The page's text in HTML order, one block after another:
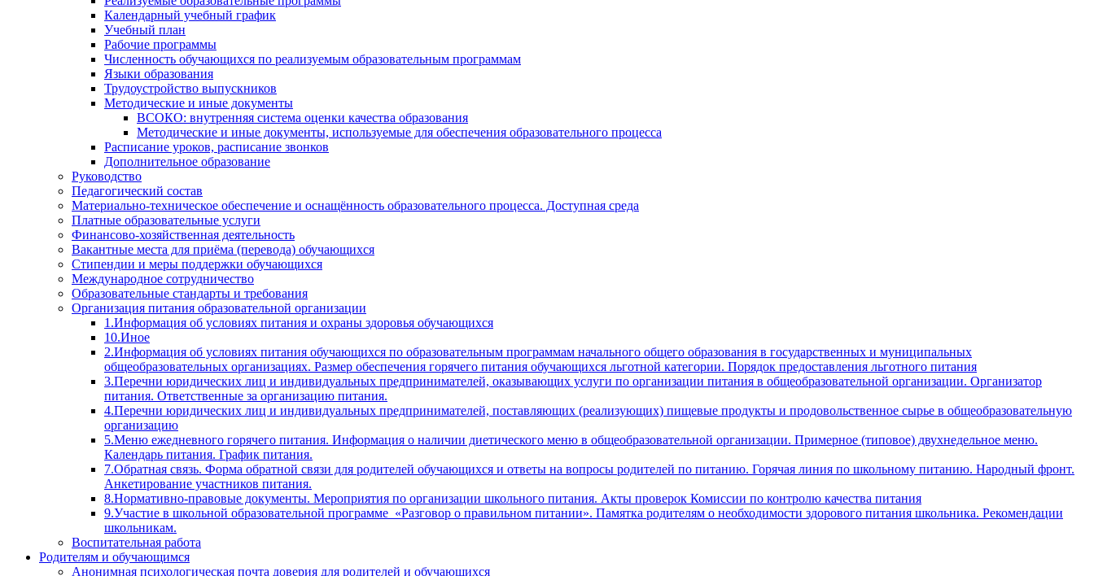
Календарный учебный график
Учебный план
Рабочие программы
Численность обучающихся по реализуемым образовательным программам
Языки образования
Трудоустройство выпускников
Методические и иные документы
ВСОКО: внутренняя система оценки качества образования
Методические и иные документы, используемые для обеспечения образовательного процесса
Расписание уроков, расписание звонков
Дополнительное образование
Руководство
Педагогический состав
Материально-техническое обеспечение и оснащённость образовательного процесса. Доступная среда
Платные образовательные услуги
Финансово-хозяйственная деятельность
Вакантные места для приёма (перевода) обучающихся
Стипендии и меры поддержки обучающихся
Международное сотрудничество
Образовательные стандарты и требования
Организация питания образовательной организации
1.Информация об условиях питания и охраны здоровья обучающихся
10.Иное
2.Информация об условиях питания обучающихся по образовательным программам начального общего образования в государственных и муниципальных
общеобразовательных организациях. Размер обеспечения горячего питания обучающихся льготной категории. Порядок предоставления льготного питания
3.Перечни юридических лиц и индивидуальных предпринимателей, оказывающих услуги по организации питания в общеобразовательной организации. Организатор
питания. Ответственные за организацию питания.
4.Перечни юридических лиц и индивидуальных предпринимателей, поставляющих (реализующих) пищевые продукты и продовольственное сырье в общеобразовательную
организацию
5.Меню ежедневного горячего питания. Информация о наличии диетического меню в общеобразовательной организации. Примерное (типовое) двухнедельное меню.
Календарь питания. График питания.
7.Обратная связь. Форма обратной связи для родителей обучающихся и ответы на вопросы родителей по питанию. Горячая линия по школьному питанию. Народный фронт.
Анкетирование участников питания.
8.Нормативно-правовые документы. Мероприятия по организации школьного питания. Акты проверок Комиссии по контролю качества питания
9.Участие в школьной образовательной программе «Разговор о правильном питании». Памятка родителям о необходимости здорового питания школьника. Рекомендации
школьникам.
Воспитательная работа
Родителям и обучающимся
Анонимная психологическая почта доверия для родителей и обучающихся